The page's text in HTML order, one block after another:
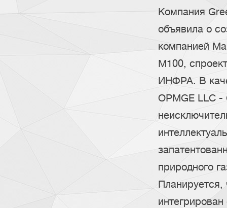
Компания
объявила о
компанией
M100,
ИНФРА. В
OPMGE LLC -
природного